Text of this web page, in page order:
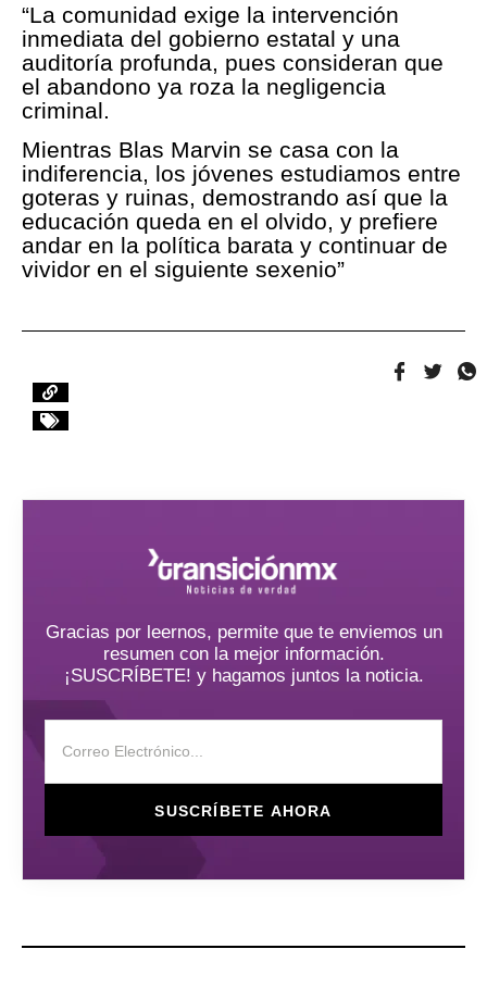
“La comunidad exige la intervención
inmediata del gobierno estatal y una
auditoría profunda, pues consideran que
el abandono ya roza la negligencia
criminal.
Mientras Blas Marvin se casa con la
indiferencia, los jóvenes estudiamos entre
goteras y ruinas, demostrando así que la
educación queda en el olvido, y prefiere
andar en la política barata y continuar de
vividor en el siguiente sexenio”
Gracias por leernos, permite que te enviemos un
resumen con la mejor información.
¡SUSCRÍBETE! y hagamos juntos la noticia.
SUSCRÍBETE AHORA